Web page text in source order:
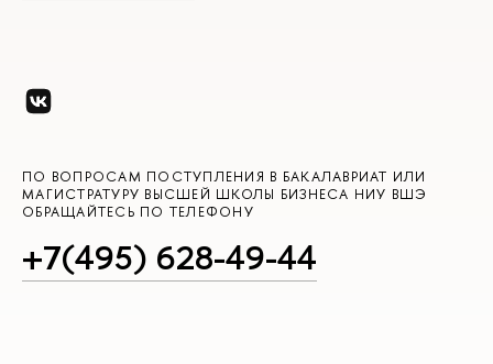
ПО ВОПРОСАМ ПОСТУПЛЕНИЯ В БАКАЛАВРИАТ ИЛИ
МАГИСТРАТУРУ ВЫСШЕЙ ШКОЛЫ БИЗНЕСА НИУ ВШЭ
ОБРАЩАЙТЕСЬ ПО ТЕЛЕФОНУ
+7(495) 628-49-44